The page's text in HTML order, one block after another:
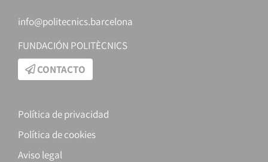
info@politecnics.barcelona
FUNDACIÓN POLITÈCNICS
CONTACTO
Política de privacidad
Política de cookies
Aviso legal